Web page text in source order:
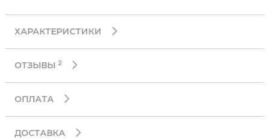
ХАРАКТЕРИСТИКИ
ОТЗЫВЫ 2
ОПЛАТА
ДОСТАВКА